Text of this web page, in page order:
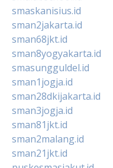
smaskanisius.id
sman2jakarta.id
sman68jkt.id
sman8yogyakarta.id
smasungguldel.id
sman1jogja.id
sman28dkijakarta.id
sman3jogja.id
sman81jkt.id
sman2malang.id
sman21jkt.id